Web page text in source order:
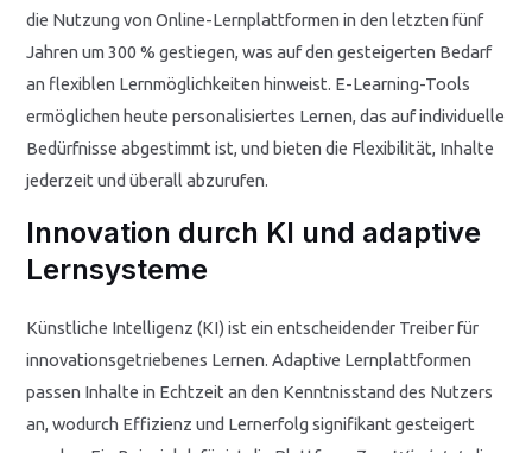
die Nutzung von Online-Lernplattformen in den letzten fünf
Jahren um 300 % gestiegen, was auf den gesteigerten Bedarf
an flexiblen Lernmöglichkeiten hinweist. E-Learning-Tools
ermöglichen heute personalisiertes Lernen, das auf individuelle
Bedürfnisse abgestimmt ist, und bieten die Flexibilität, Inhalte
jederzeit und überall abzurufen.
Innovation durch KI und adaptive
Lernsysteme
Künstliche Intelligenz (KI) ist ein entscheidender Treiber für
innovationsgetriebenes Lernen. Adaptive Lernplattformen
passen Inhalte in Echtzeit an den Kenntnisstand des Nutzers
an, wodurch Effizienz und Lernerfolg signifikant gesteigert